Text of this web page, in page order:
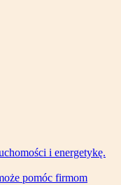
i energetykę.
pomóc firmom